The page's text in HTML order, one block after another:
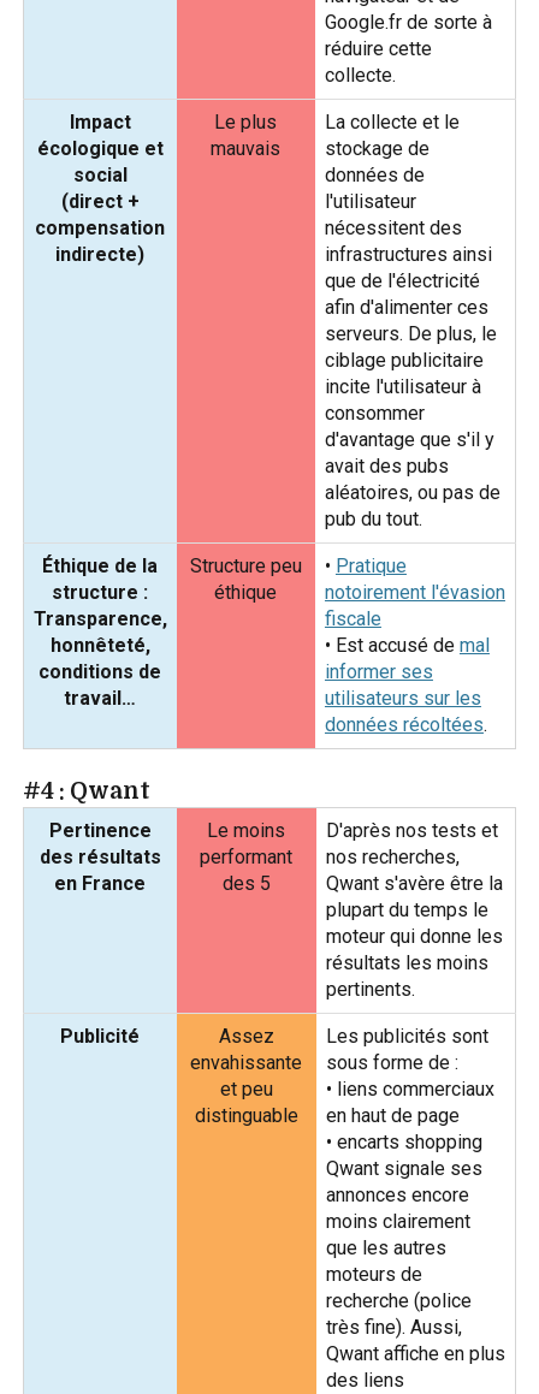
Google.fr de sorte à
réduire cette
collecte.
Impact
écologique et
social
(direct +
compensation
indirecte)
Le plus
mauvais
La collecte et le
stockage de
données de
l'utilisateur
nécessitent des
infrastructures ainsi
que de l'électricité
afin d'alimenter ces
serveurs. De plus, le
ciblage publicitaire
incite l'utilisateur à
consommer
d'avantage que s'il y
avait des pubs
aléatoires, ou pas de
pub du tout.
Éthique de la
structure :
Transparence,
honnêteté,
conditions de
travail…
Structure peu
éthique
• Pratique
notoirement l'évasion
fiscale
• Est accusé de mal
informer ses
utilisateurs sur les
données récoltées.
#4 : Qwant
Pertinence
des résultats
en France
Le moins
performant
des 5
D'après nos tests et
nos recherches,
Qwant s'avère être la
plupart du temps le
moteur qui donne les
résultats les moins
pertinents.
Publicité
Assez
envahissante
et peu
distinguable
Les publicités sont
sous forme de :
• liens commerciaux
en haut de page
• encarts shopping
Qwant signale ses
annonces encore
moins clairement
que les autres
moteurs de
recherche (police
très fine). Aussi,
Qwant affiche en plus
des liens